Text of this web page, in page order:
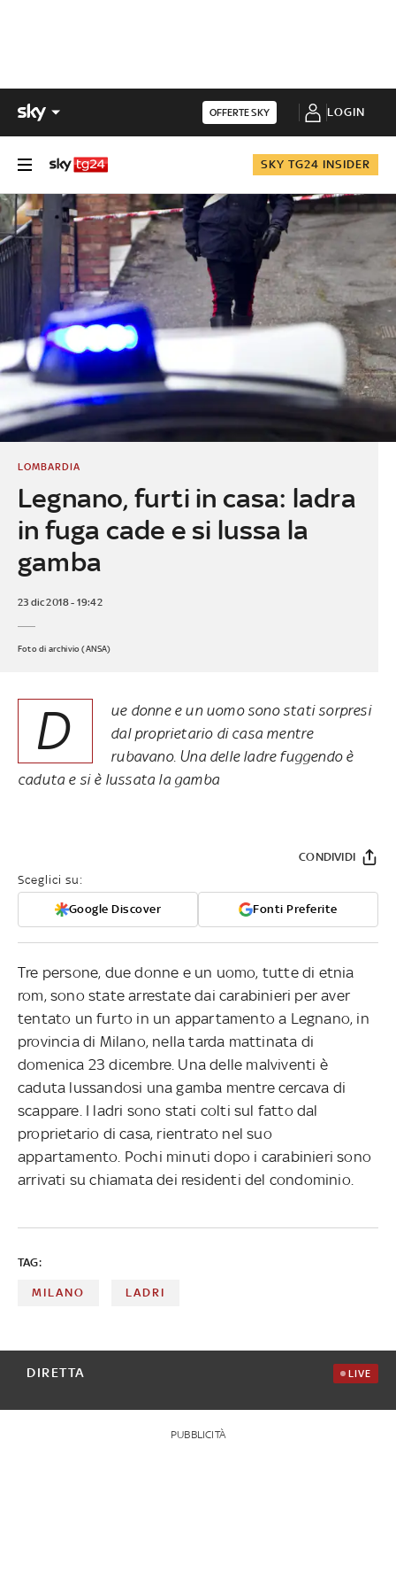
OFFERTE SKY LOGIN
SKY TG24 INSIDER
Legnano, furti in casa: ladra
in fuga cade e si lussa la
gamba
LOMBARDIA
23 dic 2018 - 19:42
Foto di archivio (ANSA)
D
ue donne e un uomo sono stati sorpresi
dal proprietario di casa mentre
rubavano. Una delle ladre fuggendo è
caduta e si è lussata la gamba
Sceglici su:
Google Discover Fonti Preferite
CONDIVIDI
Tre persone, due donne e un uomo, tutte di etnia
rom, sono state arrestate dai carabinieri per aver
tentato un furto in un appartamento a Legnano, in
provincia di Milano, nella tarda mattinata di
domenica 23 dicembre. Una delle malviventi è
caduta lussandosi una gamba mentre cercava di
scappare. I ladri sono stati colti sul fatto dal
proprietario di casa, rientrato nel suo
appartamento. Pochi minuti dopo i carabinieri sono
arrivati su chiamata dei residenti del condominio.
TAG:
MILANO LADRI
DIRETTA LIVE
PUBBLICITÀ